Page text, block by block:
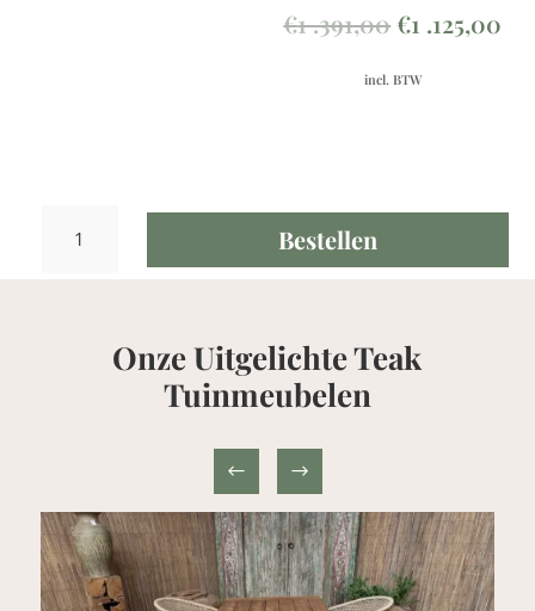
€1 .391,00
prijs
.391,00.
€1 .125,00
incl. BTW
Loungeset
Bestellen
Onze Uitgelichte Teak
Tuinmeubelen